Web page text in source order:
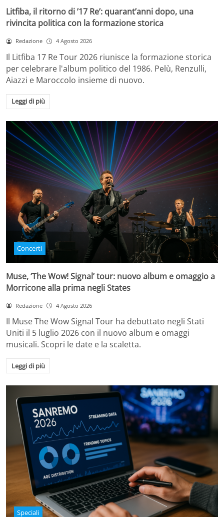
Litfiba, il ritorno di ’17 Re’: quarant’anni dopo, una
rivincita politica con la formazione storica
Redazione 4 Agosto 2026
Il Litfiba 17 Re Tour 2026 riunisce la formazione storica
per celebrare l'album politico del 1986. Pelù, Renzulli,
Aiazzi e Maroccolo insieme di nuovo.
Leggi di più
Concerti
Muse, ‘The Wow! Signal’ tour: nuovo album e omaggio a
Morricone alla prima negli States
Redazione 4 Agosto 2026
Il Muse The Wow Signal Tour ha debuttato negli Stati
Uniti il 5 luglio 2026 con il nuovo album e omaggi
musicali. Scopri le date e la scaletta.
Leggi di più
Speciali